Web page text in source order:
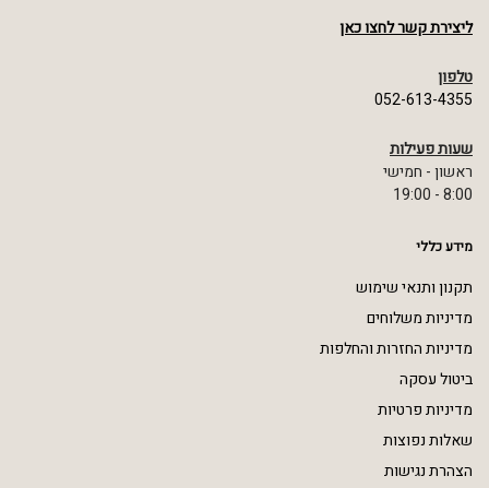
ליצירת קשר לחצו כאן
טלפון
052-613-4355
שעות פעילות
ראשון - חמישי
8:00 - 19:00
מידע כללי
תקנון ותנאי שימוש
מדיניות משלוחים
מדיניות החזרות והחלפות
ביטול עסקה
מדיניות פרטיות
שאלות נפוצות
הצהרת נגישות